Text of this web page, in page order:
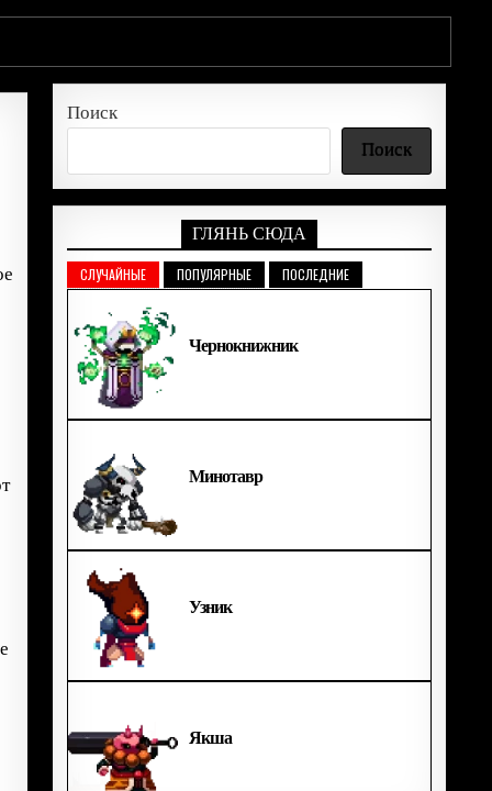
Поиск
Поиск
ГЛЯНЬ СЮДА
СЛУЧАЙНЫЕ ПОПУЛЯРНЫЕ ПОСЛЕДНИЕ
Чернокнижник
Минотавр
Узник
Якша